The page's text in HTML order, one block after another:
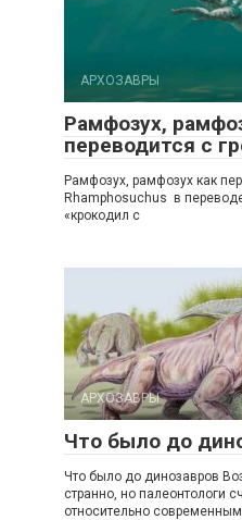
АРХОЗАВРЫ
Рамфозух,
переводится с
Рамфозух, рамфозух как
Rhamphosuchus в
«крокодил с
АРХОЗАВРЫ
Что было до
Что было до динозавров
странно, но палеонтологи
относительно